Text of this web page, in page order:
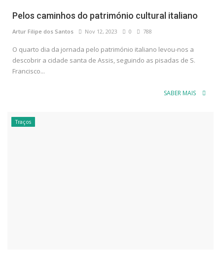
Pelos caminhos do património cultural italiano
Artur Filipe dos Santos Nov 12, 2023 0 788
O quarto dia da jornada pelo património italiano levou-nos a
descobrir a cidade santa de Assis, seguindo as pisadas de S.
Francisco...
SABER MAIS
Traços